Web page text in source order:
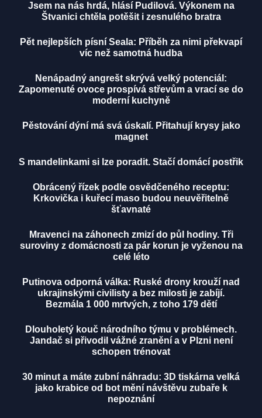
Jsem na nás hrdá, hlásí Pudilová. Výkonem na
Štvanici chtěla potěšit i zesnulého bratra
Pět nejlepších písní Seala: Příběh za nimi překvapí
víc než samotná hudba
Nenápadný angrešt skrývá velký potenciál:
Zapomenuté ovoce prospívá střevům a vrací se do
moderní kuchyně
Pěstování dýní má svá úskalí. Přitahují krysy jako
magnet
S mandelinkami si lze poradit. Stačí domácí postřik
Obrácený řízek podle osvědčeného receptu:
Krkovička i kuřecí maso budou neuvěřitelně
šťavnaté
Mravenci na záhonech zmizí do půl hodiny. Tři
suroviny z domácnosti za pár korun je vyženou na
celé léto
Putinova odporná válka: Ruské drony krouží nad
ukrajinskými civilisty a bez milosti je zabíjí.
Bezmála 1 000 mrtvých, z toho 179 dětí
Dlouholetý kouč národního týmu v problémech.
Jandač si přivodil vážné zranění a v Plzni není
schopen trénovat
30 minut a máte zubní náhradu: 3D tiskárna velká
jako krabice od bot mění návštěvu zubaře k
nepoznání